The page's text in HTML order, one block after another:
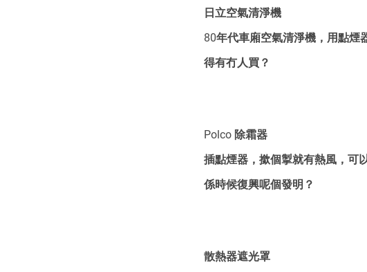
日立空氣清淨機
80年代車廂空氣清淨機，用點煙
得有冇人買？
Polco 除霜器
插點煙器，撳個掣就有熱風，可
係時候復興呢個發明？
散熱器遮光罩